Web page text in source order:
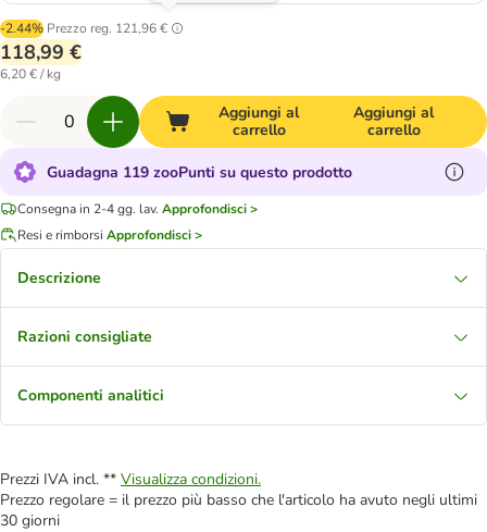
-2.44% Prezzo reg. 121,96 €
118,99 €
6,20 € / kg
Aggiungi al
carrello
Aggiungi al
carrello
Guadagna 119 zooPunti su questo prodotto
Consegna in 2-4 gg. lav. Approfondisci >
Resi e rimborsi Approfondisci >
Descrizione
Razioni consigliate
Componenti analitici
Prezzi IVA incl. ** Visualizza condizioni.
Prezzo regolare = il prezzo più basso che l'articolo ha avuto negli ultimi
30 giorni